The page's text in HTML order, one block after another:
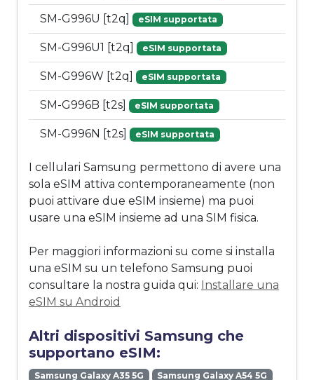
SM-G996U [t2q] eSIM supportata
SM-G996U1 [t2q] eSIM supportata
SM-G996W [t2q] eSIM supportata
SM-G996B [t2s] eSIM supportata
SM-G996N [t2s] eSIM supportata
I cellulari Samsung permettono di avere una
sola eSIM attiva contemporaneamente (non
puoi attivare due eSIM insieme) ma puoi
usare una eSIM insieme ad una SIM fisica.
Per maggiori informazioni su come si installa
una eSIM su un telefono Samsung puoi
consultare la nostra guida qui: Installare una
eSIM su Android
Altri dispositivi Samsung che
supportano eSIM:
Samsung Galaxy A35 5G
Samsung Galaxy A54 5G